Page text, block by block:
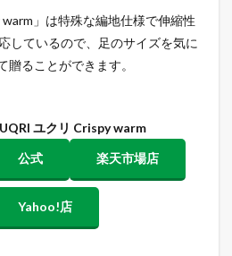
」は特殊な編地仕様で伸縮性
しているので、足のサイズを気に
ることができます。
ユクリ Crispy warm
公式
楽天市場店
Yahoo!店